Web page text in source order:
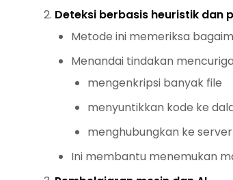
Deteksi berbasis heuristik dan
Metode ini memeriksa
Menandai tindakan
mengenkripsi banyak file
menyuntikkan kode ke
menghubungkan ke
Ini membantu menemukan